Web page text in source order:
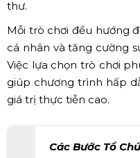
thư.
Mỗi trò chơi đều hướng
cá nhân và tăng cường
Việc lựa chọn trò chơi
giúp chương trình hấp
giá trị thực tiễn cao.
Các Bước Tổ